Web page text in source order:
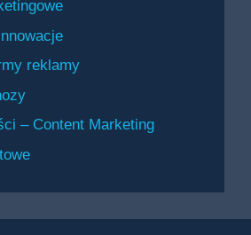
reklamy
– Content Marketing